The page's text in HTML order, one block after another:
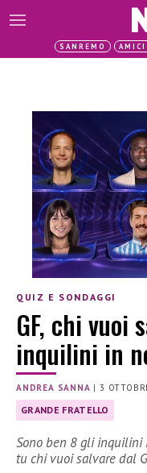
SANREMO
QUIZ E SONDAGGI
GF, chi vuoi
inquilini in
ANDREA SANNA |3
GRANDE FRATELLO
Sono ben 8 gli inquilini
tu chi vuoi salvare dal